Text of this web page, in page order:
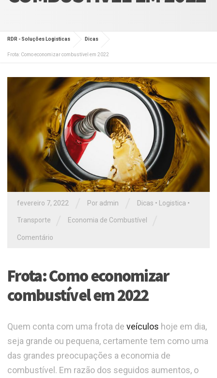
RDR - Soluções Logisticas Dicas
Frota: Como economizar combustível em 2022
fevereiro 7, 2022 Por admin Dicas • Logistica •
Transporte Economia de Combustível
Comentário
Frota: Como economizar
combustível em 2022
Quem conta com uma frota de veículos hoje em dia,
seja grande ou pequena, certamente tem como uma
das grandes preocupações a economia de
combustível. Em razão dos seguidos aumentos, o